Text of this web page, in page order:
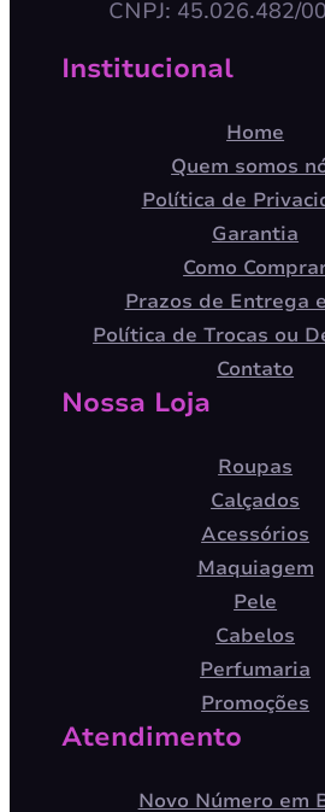
CNPJ: 45.026.482/
Institucional
Home
Quem somos
Política de
Garantia
Como
Prazos de Entrega
Política de Trocas ou
Contato
Nossa Loja
Roupas
Calçados
Acessórios
Maquiagem
Pele
Cabelos
Perfumaria
Promoções
Atendimento
Novo Número em